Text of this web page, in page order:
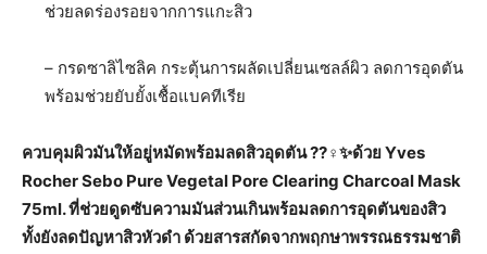
ช่วยลดร่องรอยจากการแกะสิว
– กรดซาลิไซลิค กระตุ้นการผลัดเปลี่ยนเซลล์ผิว ลดการอุดตัน
พร้อมช่วยยับยั้งเชื้อแบคทีเรีย
ควบคุมผิวมันให้อยู่หมัดพร้อมลดสิวอุดตัน??‍♀️✨ด้วย Yves
Rocher Sebo Pure Vegetal Pore Clearing Charcoal Mask
75ml. ที่ช่วยดูดซับความมันส่วนเกินพร้อมลดการอุดตันของสิว
ทั้งยังลดปัญหาสิวหัวดำ ด้วยสารสกัดจากพฤกษาพรรณธรรมชาติ